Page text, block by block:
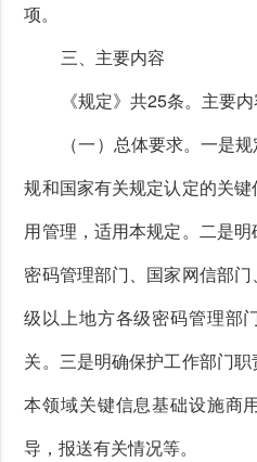
项。
三、主要内容
《规定》共25条。主要内
（一）总体要求。一是
规和国家有关规定认定的关
用管理，适用本规定。二是
密码管理部门、国家网信部
级以上地方各级密码管理部
关。三是明确保护工作部门职
本领域关键信息基础设施商
导，报送有关情况等。